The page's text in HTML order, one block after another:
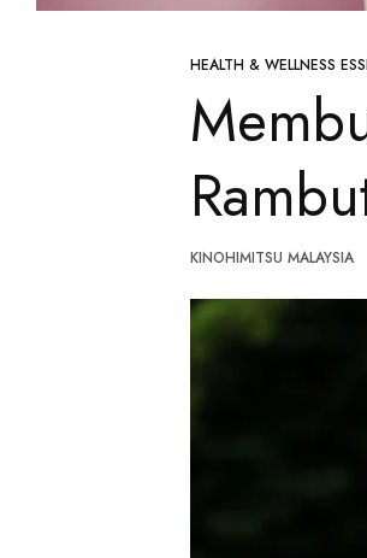
HEALTH & WELLNESS
KINOHIMITSU MALAYSIA